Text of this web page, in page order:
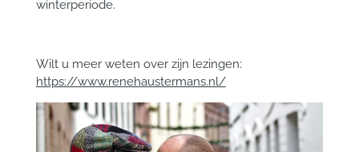
winterperiode.
Wilt u meer weten over zijn lezingen:
https://www.renehaustermans.nl/